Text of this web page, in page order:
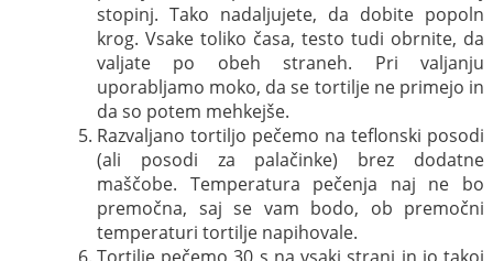
stopinj. Tako nadaljujete, da dobite popoln
krog. Vsake toliko časa, testo tudi obrnite, da
valjate po obeh straneh. Pri valjanju
uporabljamo moko, da se tortilje ne primejo in
da so potem mehkejše.
Razvaljano tortiljo pečemo na teflonski posodi
(ali posodi za palačinke) brez dodatne
maščobe. Temperatura pečenja naj ne bo
premočna, saj se vam bodo, ob premočni
temperaturi tortilje napihovale.